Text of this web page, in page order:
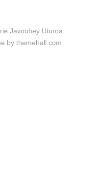
Javouhey Uturoa.
by themehall.com